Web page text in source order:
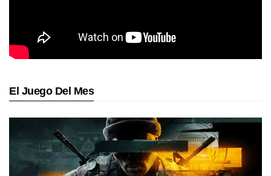
El Juego Del Mes